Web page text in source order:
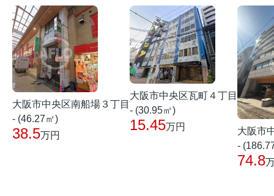
大阪市中央区南船場３丁目
- (46.27㎡)
38.5万円
大阪市中央区瓦町４丁目
- (30.95㎡)
15.45万円
大阪市
-
74.8